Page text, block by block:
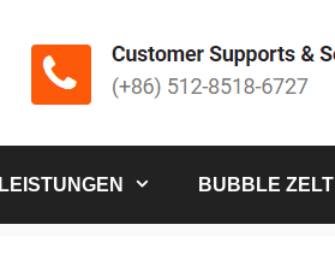
LEISTUNGEN BUBBLE ZELT